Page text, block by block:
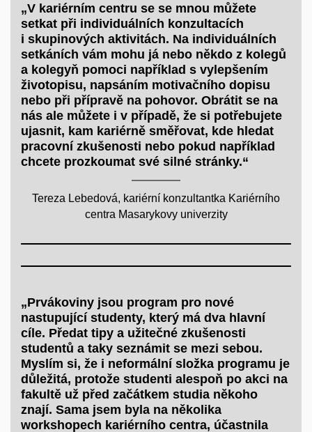
„V kariérním centru se se mnou můžete
setkat při individuálních konzultacích
i skupinových aktivitách. Na individuálních
setkáních vám mohu já nebo někdo z kolegů
a kolegyň pomoci například s vylepšením
životopisu, napsáním motivačního dopisu
nebo při přípravě na pohovor. Obrátit se na
nás ale můžete i v případě, že si potřebujete
ujasnit, kam kariérně směřovat, kde hledat
pracovní zkušenosti nebo pokud například
chcete prozkoumat své silné stránky.“
Tereza Lebedová, kariérní konzultantka Kariérního
centra Masarykovy univerzity
„Prvákoviny jsou program pro nové
nastupující studenty, který má dva hlavní
cíle. Předat tipy a užitečné zkušenosti
studentů a taky seznámit se mezi sebou.
Myslím si, že i neformální složka programu je
důležitá, protože studenti alespoň po akci na
fakultě už před začátkem studia někoho
znají. Sama jsem byla na několika
workshopech kariérního centra, účastnila